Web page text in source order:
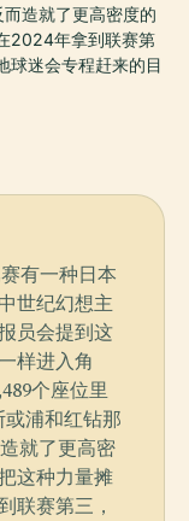
造就了更高密度的
2024年拿到联赛第
球迷会专程赶来的目
有一种日本
世纪幻想主
员会提到这
样进入角
个座位里
浦和红钻那
就了更高密
这种力量摊
联赛第三，